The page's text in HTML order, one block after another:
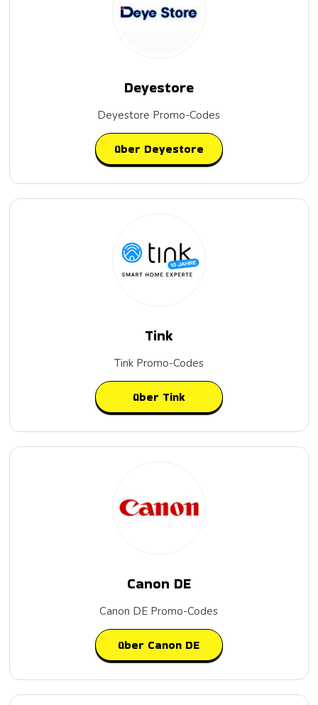
Deyestore
Deyestore Promo-Codes
über Deyestore
Tink
Tink Promo-Codes
über Tink
Canon DE
Canon DE Promo-Codes
über Canon DE